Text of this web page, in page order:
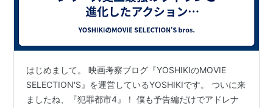
はじめまして。 映画考察ブログ『YOSHIKIのMOVIE
SELECTION'S』を運営しているYOSHIKIです。 ついに来
ましたね、『犯罪都市4』！ 僕も予告編だけでアドレナ